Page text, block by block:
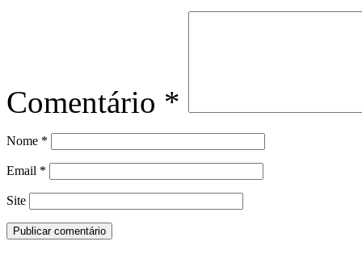
Comentário *
Nome *
Email *
Site